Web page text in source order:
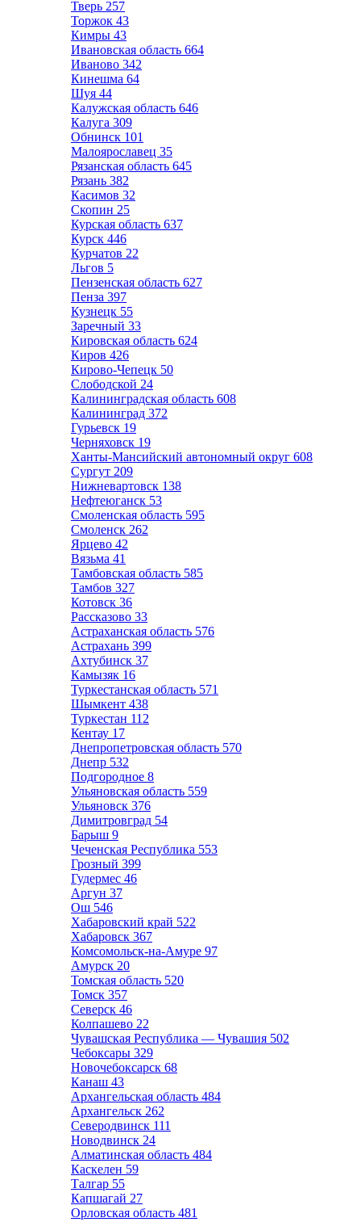
Тверь 257
Торжок 43
Кимры 43
Ивановская область 664
Иваново 342
Кинешма 64
Шуя 44
Калужская область 646
Калуга 309
Обнинск 101
Малоярославец 35
Рязанская область 645
Рязань 382
Касимов 32
Скопин 25
Курская область 637
Курск 446
Курчатов 22
Льгов 5
Пензенская область 627
Пенза 397
Кузнецк 55
Заречный 33
Кировская область 624
Киров 426
Кирово-Чепецк 50
Слободской 24
Калининградская область 608
Калининград 372
Гурьевск 19
Черняховск 19
Ханты-Мансийский автономный округ 608
Сургут 209
Нижневартовск 138
Нефтеюганск 53
Смоленская область 595
Смоленск 262
Ярцево 42
Вязьма 41
Тамбовская область 585
Тамбов 327
Котовск 36
Рассказово 33
Астраханская область 576
Астрахань 399
Ахтубинск 37
Камызяк 16
Туркестанская область 571
Шымкент 438
Туркестан 112
Кентау 17
Днепропетровская область 570
Днепр 532
Подгородное 8
Ульяновская область 559
Ульяновск 376
Димитровград 54
Барыш 9
Чеченская Республика 553
Грозный 399
Гудермес 46
Аргун 37
Ош 546
Хабаровский край 522
Хабаровск 367
Комсомольск-на-Амуре 97
Амурск 20
Томская область 520
Томск 357
Северск 46
Колпашево 22
Чувашская Республика — Чувашия 502
Чебоксары 329
Новочебоксарск 68
Канаш 43
Архангельская область 484
Архангельск 262
Северодвинск 111
Новодвинск 24
Алматинская область 484
Каскелен 59
Талгар 55
Капшагай 27
Орловская область 481